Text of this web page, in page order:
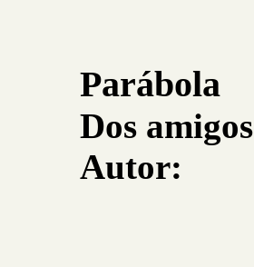
Parábola
Dos amigos
Autor: